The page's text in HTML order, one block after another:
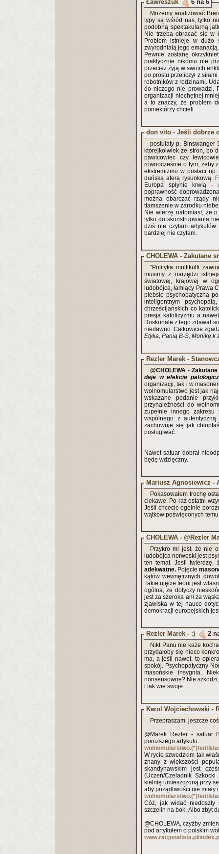
Ławreszuk 6 na 6
Możemy analizować
typy są wśród nas, tylko
podobną spektakularną
Nie trzeba obracać się w
Problem istnieje w dużo
zwyrodniałą jego
Pewnie zostanę
praktycznie nikomu nie
przecież żyją w swoich
po prostu przeliczył z
robotników z rodzinami.
do niczego nie prowadzi.
organizacji niechętnej
a to znaczy, że problem
poniektórzy chcieli.
don vito - Jeśli dobrze
postulaty p.
którejkolwiek ze stron, bo
pawicowiec czy
równocześnie o tym, żeby
ekstremizmu w postaci
duńską aferą rysunkową.
Europa spłynie krwią -
poprawność
można obarczać rządy
tłamszenie w zarodku
Nie wierzę natomiast, że
tylko do skonstruowania
dziś nie czytam
bardziej nie czytam.
CHOLEWA - Zakutane
"Polityka multikulti
musimy z narzędzi
światowej, krajowej w
ludobójca, łamiący Prawa
plebsie psychopatyczna
inteligentnym
chrześcijańskich co
presja katolicyzmu a
Doskonale z tego zdawał
niedawno. Całkowicie
Etyka, Panią B-S, Monikę.k
Rezler Marek -
@CHOLEWA -
daje w efekcie
organizacji, tak i w
wolnomularstwo jest jak
wskazane podanie
przynależności do
zupełnie innego zakresu
wspólnego z
zachowuje się jak
posługiwać.
Nawet satuar dobrał
będę wdzięczny.
Mariusz Agnosiewicz -
Pokasowałem trochę
ciekawe. Po raz ostatni
Jeśli chcecie ogólnie
wątków poświęconych
CHOLEWA - @Rezler
Przykro mi jest, że nie
ludobójca norweski jest
ten temat. Jesli twierdzę,
adekwatne. Pojęcie
kątów wewnętrznych
Takie ujęcie teorii jest
ogólna, ze dotyczy
jest za szeroka ani za
zjawiska w tej nauce
demokracji europejskich
Rezler Marek - :) 2
Nikt Panu nie każe
przydałoby się nieco
ma, a jeśli nawet, to
spokój. Psychopatyczny
masońskie insygnia.
nonsensowne? Nie
i tak wie swoje.
Karol Wojciechowski -
Przepraszam, jeszcze
@Marek Rezler - satuar
poniższego artykułu:
W rycie szwedzkim tak
znany z większości
skandynawskim jest
(Uczeń/Czeladnik
kielnię umieszczoną przy
aby pożądliwości nie miały
Cóż, jak widać niedoszły
szczelin na bok. Albo zbyt
@CHOLEWA, czyżby
pod artykułem o polskim
www.racjonalista.pl/